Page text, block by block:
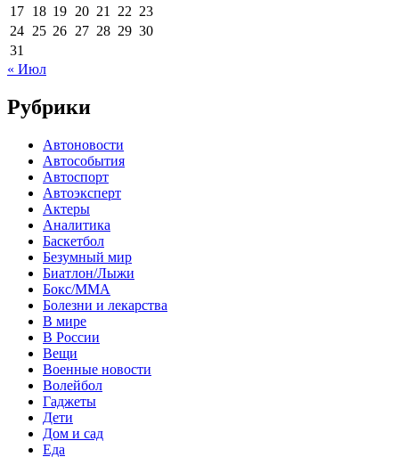
17 18 19 20 21 22 23
24 25 26 27 28 29 30
31
« Июл
Рубрики
Автоновости
Автособытия
Автоспорт
Автоэксперт
Актеры
Аналитика
Баскетбол
Безумный мир
Биатлон/Лыжи
Бокс/MMA
Болезни и лекарства
В мире
В России
Вещи
Военные новости
Волейбол
Гаджеты
Дети
Дом и сад
Еда